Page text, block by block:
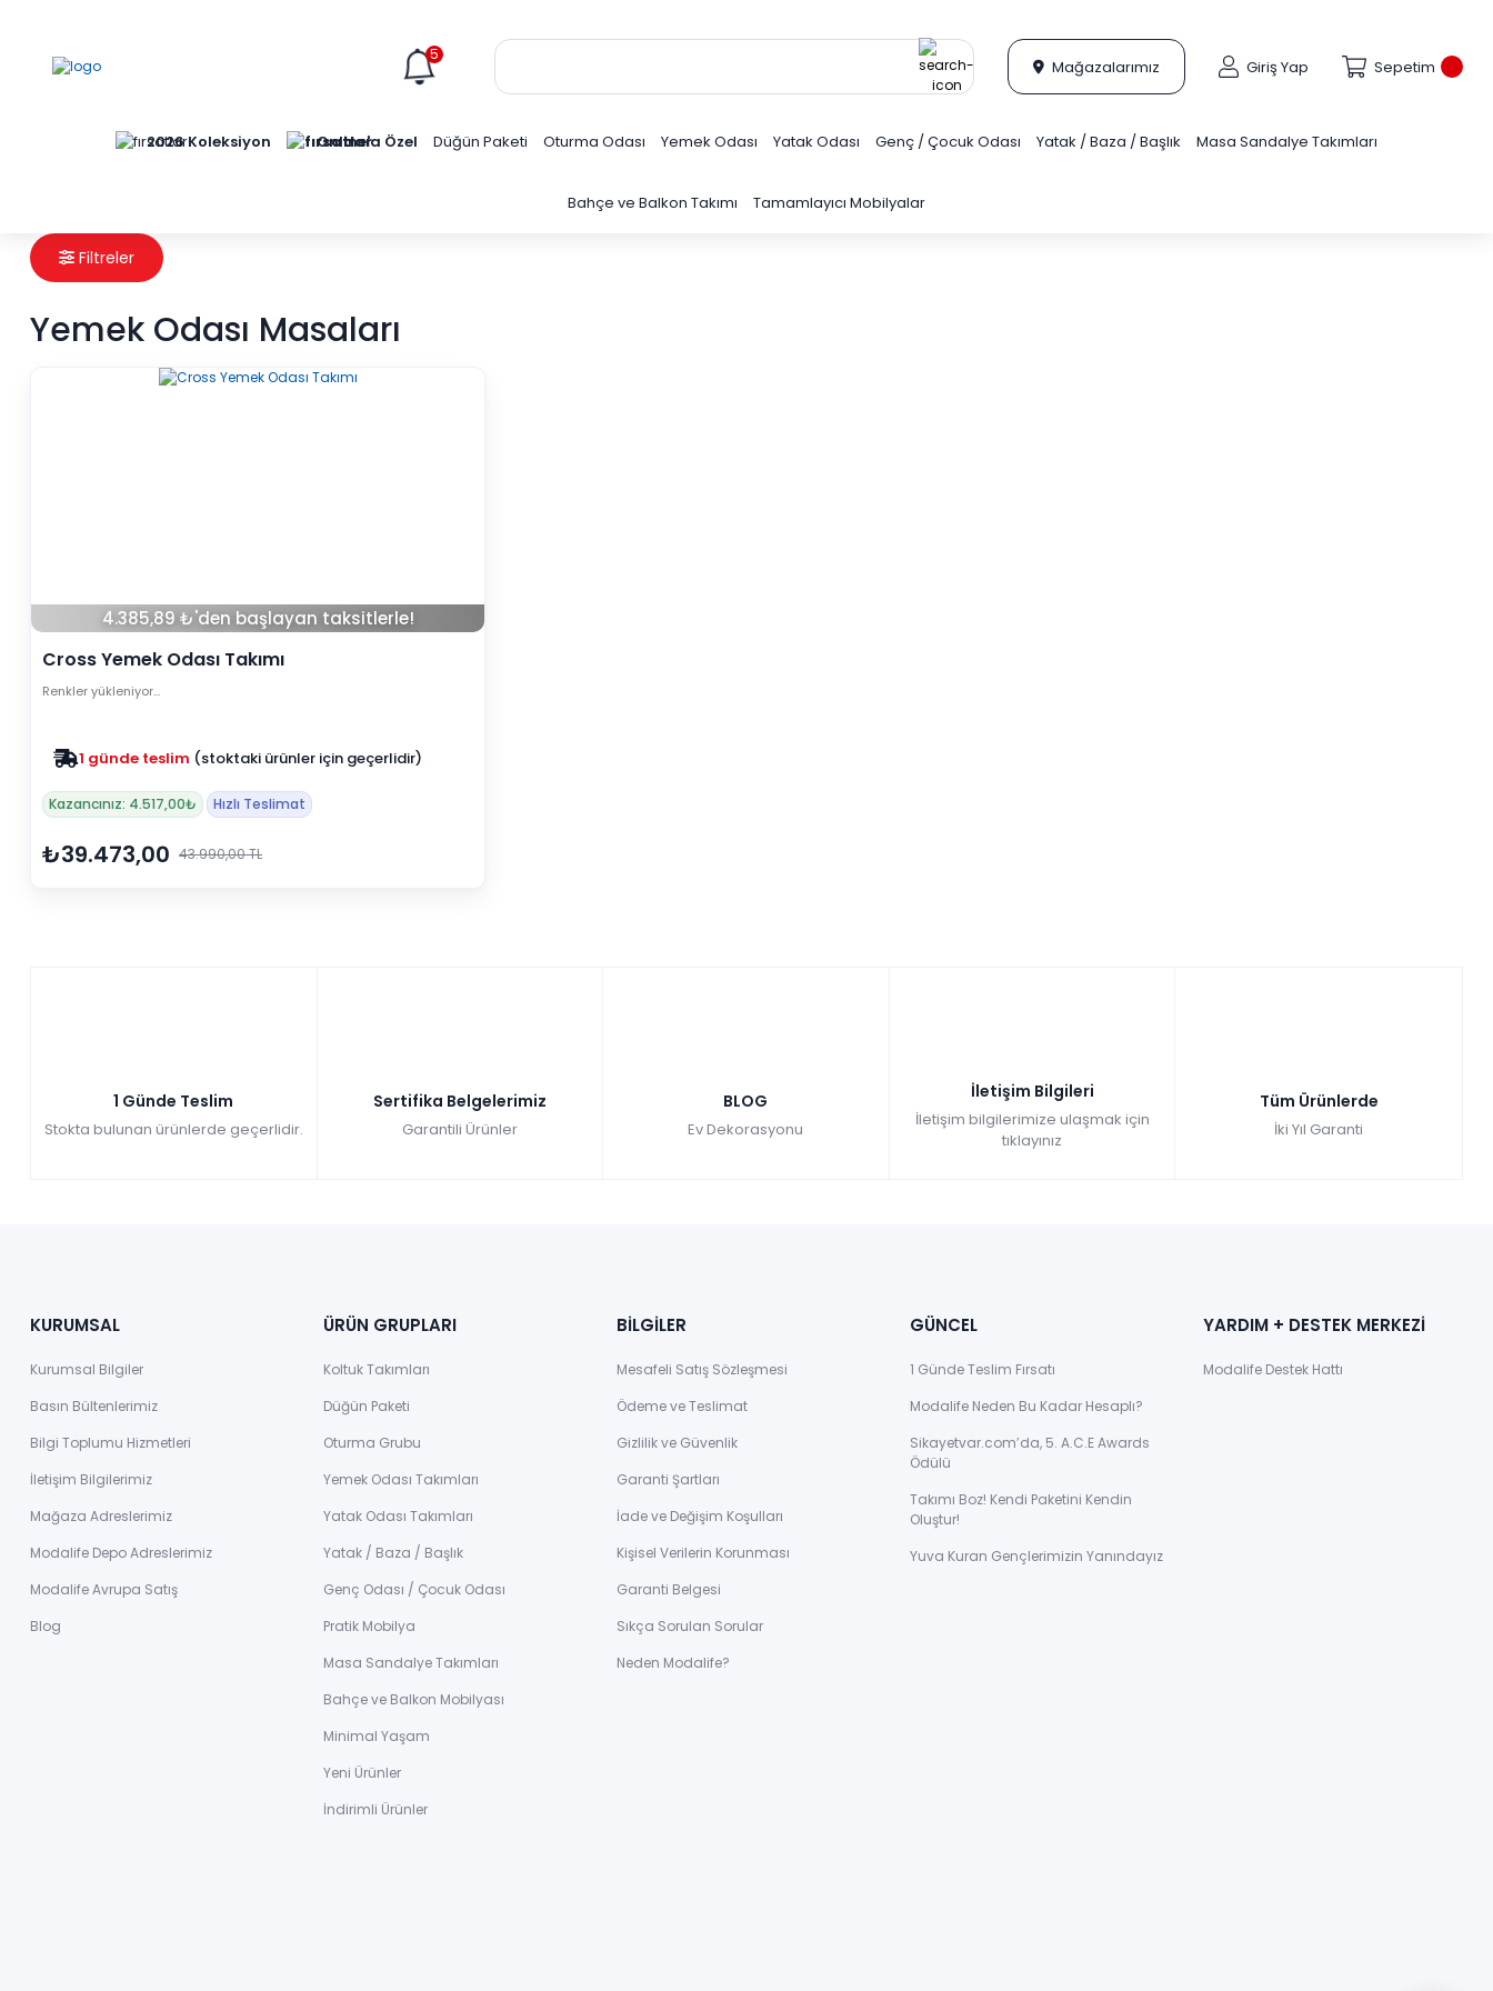
5
Mağazalarımız Giriş Yap Sepetim
2026 Koleksiyon Online'a Özel Düğün Paketi Oturma Odası Yemek Odası Yatak Odası Genç / Çocuk Odası Yatak / Baza / Başlık Masa Sandalye Takımları
Bahçe ve Balkon Takımı Tamamlayıcı Mobilyalar
Filtreler
Yemek Odası Masaları
4.385,89 ₺'den başlayan taksitlerle!
Cross Yemek Odası Takımı
Renkler yükleniyor…
1 günde teslim (stoktaki ürünler için geçerlidir)
Kazancınız: 4.517,00₺ Hızlı Teslimat
₺39.473,00 43.990,00 TL
1 Günde Teslim
Stokta bulunan ürünlerde geçerlidir.
Sertifika Belgelerimiz
Garantili Ürünler
BLOG
Ev Dekorasyonu
İletişim Bilgileri
İletişim bilgilerimize ulaşmak için
tıklayınız
Tüm Ürünlerde
İki Yıl Garanti
KURUMSAL
Kurumsal Bilgiler
Basın Bültenlerimiz
Bilgi Toplumu Hizmetleri
İletişim Bilgilerimiz
Mağaza Adreslerimiz
Modalife Depo Adreslerimiz
Modalife Avrupa Satış
Blog
ÜRÜN GRUPLARI
Koltuk Takımları
Düğün Paketi
Oturma Grubu
Yemek Odası Takımları
Yatak Odası Takımları
Yatak / Baza / Başlık
Genç Odası / Çocuk Odası
Pratik Mobilya
Masa Sandalye Takımları
Bahçe ve Balkon Mobilyası
Minimal Yaşam
Yeni Ürünler
İndirimli Ürünler
BİLGİLER
Mesafeli Satış Sözleşmesi
Ödeme ve Teslimat
Gizlilik ve Güvenlik
Garanti Şartları
İade ve Değişim Koşulları
Kişisel Verilerin Korunması
Garanti Belgesi
Sıkça Sorulan Sorular
Neden Modalife?
GÜNCEL
1 Günde Teslim Fırsatı
Modalife Neden Bu Kadar Hesaplı?
Sikayetvar.com’da, 5. A.C.E Awards
Ödülü
Takımı Boz! Kendi Paketini Kendin
Oluştur!
Yuva Kuran Gençlerimizin Yanındayız
YARDIM + DESTEK MERKEZİ
Modalife Destek Hattı